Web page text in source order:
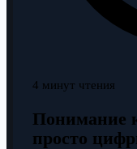
4 минут чтения
Понимание
просто